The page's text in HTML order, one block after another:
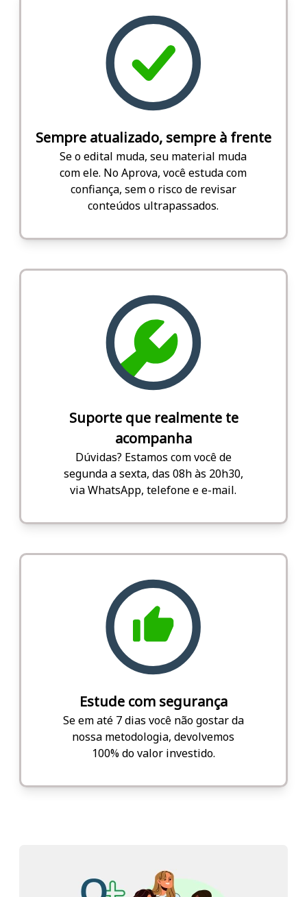
Sempre atualizado, sempre à frente
Se o edital muda, seu material muda
com ele. No Aprova, você estuda com
confiança, sem o risco de revisar
conteúdos ultrapassados.
Suporte que realmente te
acompanha
Dúvidas? Estamos com você de
segunda a sexta, das 08h às 20h30,
via WhatsApp, telefone e e-mail.
Estude com segurança
Se em até 7 dias você não gostar da
nossa metodologia, devolvemos
100% do valor investido.